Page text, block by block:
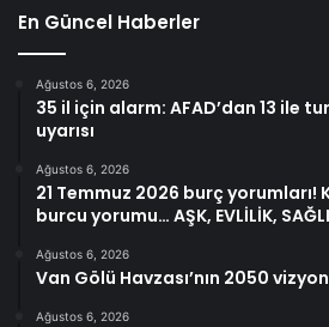
En Güncel Haberler
Ağustos 6, 2026
35 il için alarm: AFAD’dan 13 ile
uyarısı
Ağustos 6, 2026
21 Temmuz 2026 burç yorumları!
burcu yorumu… AŞK, EVLİLİK,
Ağustos 6, 2026
Van Gölü Havzası’nın 2050
Ağustos 6, 2026